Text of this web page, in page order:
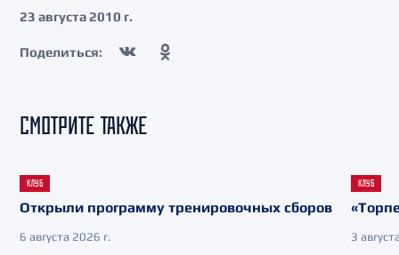
23 августа 2010 г.
Поделиться:
СМОТРИТЕ ТАКЖЕ
КЛУБ
Открыли программу тренировочных сборов
6 августа 2026 г.
КЛУБ
3